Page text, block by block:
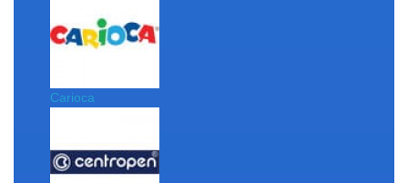
Carioca